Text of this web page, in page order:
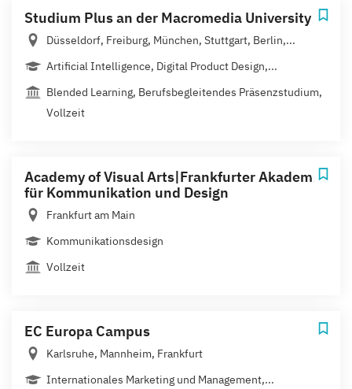
Studium Plus an der Macromedia University
Düsseldorf, Freiburg, München, Stuttgart, Berlin,...
Artificial Intelligence, Digital Product Design,...
Blended Learning, Berufsbegleitendes Präsenzstudium,
Vollzeit
Academy of Visual Arts|Frankfurter Akademie
für Kommunikation und Design
Frankfurt am Main
Kommunikationsdesign
Vollzeit
EC Europa Campus
Karlsruhe, Mannheim, Frankfurt
Internationales Marketing und Management,...